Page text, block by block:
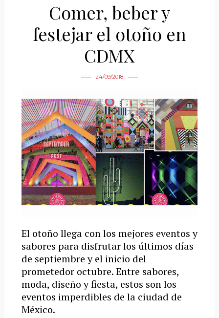
Comer, beber y
festejar el otoño en
CDMX
24/09/2018
El otoño llega con los mejores eventos y
sabores para disfrutar los últimos días
de septiembre y el inicio del
prometedor octubre. Entre sabores,
moda, diseño y fiesta, estos son los
eventos imperdibles de la ciudad de
México.